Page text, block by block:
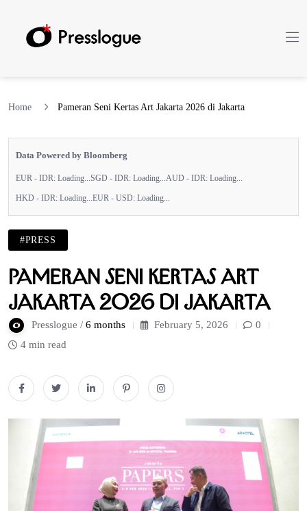
Home Pameran Seni Kertas Art Jakarta 2026 di Jakarta
Data Powered by Bloomberg
EUR - IDR: Loading... SGD - IDR: Loading... AUD - IDR: Loading...
HKD - IDR: Loading... EUR - USD: Loading...
#PRESS
Pameran Seni Kertas Art
Jakarta 2026 di Jakarta
Presslogue / 6 months February 5, 2026
0
4 min read